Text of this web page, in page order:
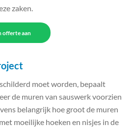
zaken.
offerte aan
moet worden, bepaalt
de muren van sauswerk voorzien
belangrijk hoe groot de muren
moeilijke hoeken en nisjes in de